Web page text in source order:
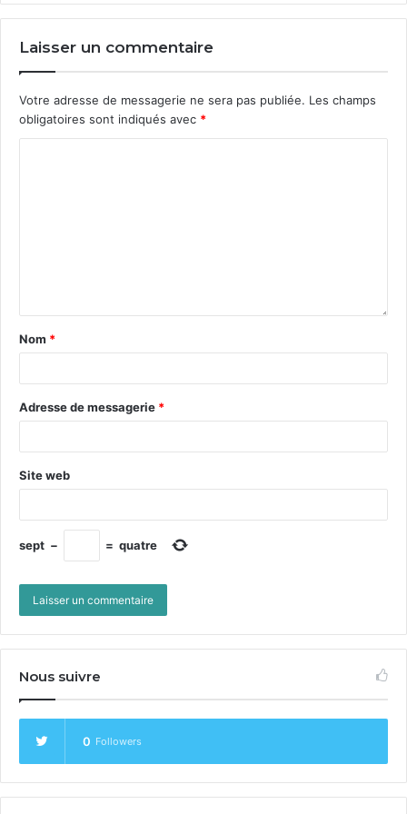
Laisser un commentaire
Votre adresse de messagerie ne sera pas publiée. Les champs
obligatoires sont indiqués avec *
Nom *
Adresse de messagerie *
Site web
sept − = quatre
Nous suivre
0 Followers